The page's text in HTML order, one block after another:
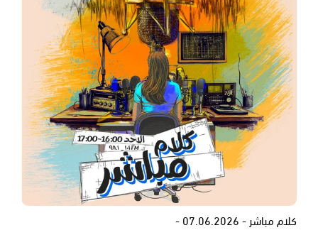
كلام مباشر - 07.06.2026 -